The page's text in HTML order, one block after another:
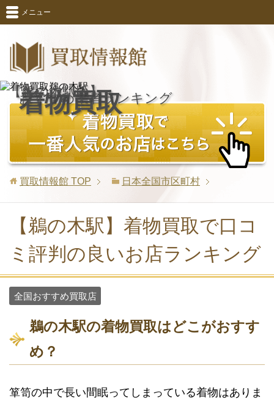
メニュー
【鵜の木駅版】
着物買取
おすすめ業者ランキング
買取情報館 TOP 日本全国市区町村
【鵜の木駅】着物買取で口コ
ミ評判の良いお店ランキング
全国おすすめ買取店
鵜の木駅の着物買取はどこがおすす
め？
箪笥の中で長い間眠ってしまっている着物はありま